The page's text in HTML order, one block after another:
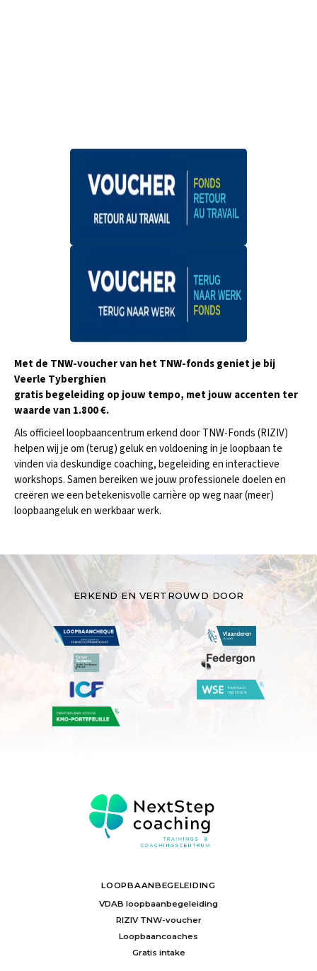
Met de TNW-voucher van het TNW-fonds geniet je bij
Veerle Tyberghien
gratis begeleiding op jouw tempo, met jouw accenten ter
waarde van 1.800 €.
Als officieel loopbaancentrum erkend door TNW-Fonds (RIZIV)
helpen wij je om (terug) geluk en voldoening in je loopbaan te
vinden via deskundige coaching, begeleiding en interactieve
workshops. Samen bereiken we jouw professionele doelen en
creëren we een betekenisvolle carrière op weg naar (meer)
loopbaangeluk en werkbaar werk.
ERKEND EN VERTROUWD DOOR
LOOPBAANBEGELEIDING
VDAB loopbaanbegeleiding
RIZIV TNW-voucher
Loopbaancoaches
Gratis intake